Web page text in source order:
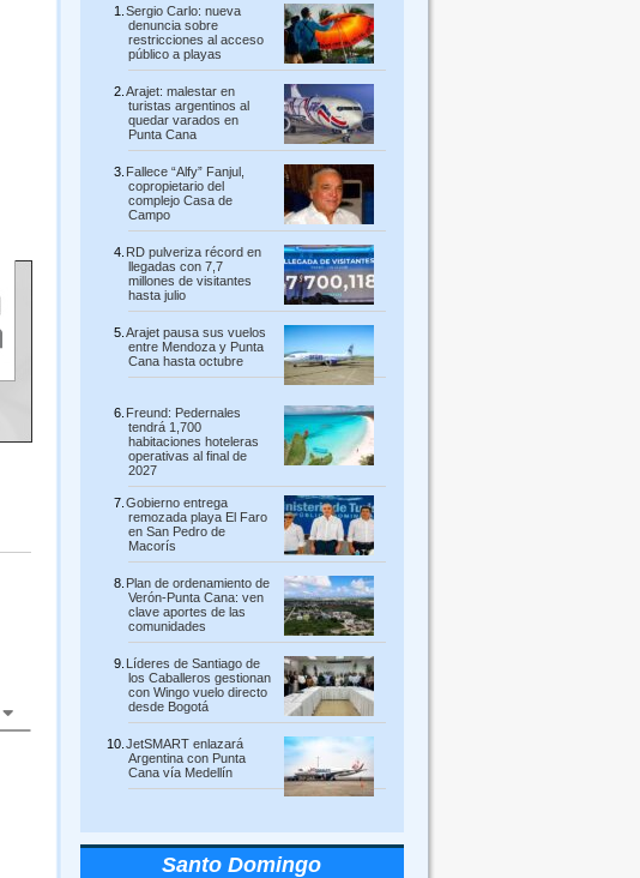
Sergio Carlo: nueva
denuncia sobre
restricciones al acceso
público a playas
Arajet: malestar en
turistas argentinos al
quedar varados en
Punta Cana
Fallece “Alfy” Fanjul,
copropietario del
complejo Casa de
Campo
RD pulveriza récord en
llegadas con 7,7
millones de visitantes
hasta julio
Arajet pausa sus vuelos
entre Mendoza y Punta
Cana hasta octubre
Freund: Pedernales
tendrá 1,700
habitaciones hoteleras
operativas al final de
2027
Gobierno entrega
remozada playa El Faro
en San Pedro de
Macorís
Plan de ordenamiento de
Verón-Punta Cana: ven
clave aportes de las
comunidades
Líderes de Santiago de
los Caballeros gestionan
con Wingo vuelo directo
desde Bogotá
JetSMART enlazará
Argentina con Punta
Cana vía Medellín
Santo Domingo